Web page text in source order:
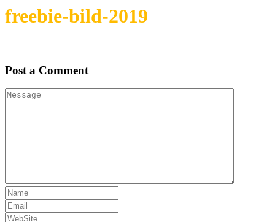
freebie-bild-2019
Post a Comment